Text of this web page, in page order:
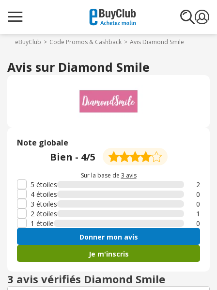
eBuyClub Code Promos & Cashback Avis Diamond Smile
Avis sur Diamond Smile
Note globale
Bien - 4/5
Sur la base de 3 avis
5 étoiles
2
4 étoiles
0
3 étoiles
0
2 étoiles
1
1 étoile
0
Donner mon avis
Je m'inscris
3 avis vérifiés Diamond Smile